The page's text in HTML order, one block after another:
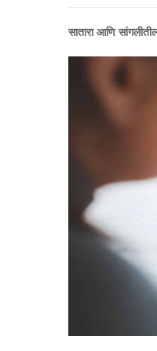
सातारा आणि